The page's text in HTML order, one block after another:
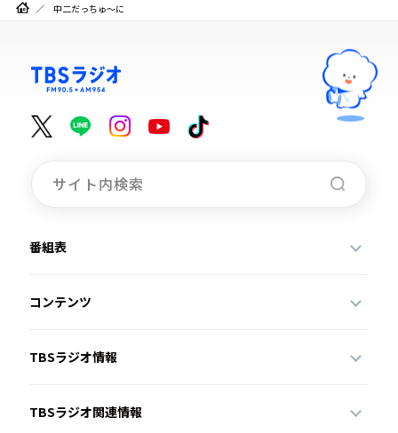
中二だっちゅ～に
番組表
コンテンツ
TBSラジオ情報
TBSラジオ関連情報